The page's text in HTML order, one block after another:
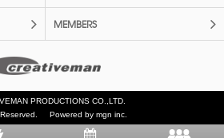
MEMBERS
PRODUCTIONS CO.,LTD.
Powered by mgn inc.